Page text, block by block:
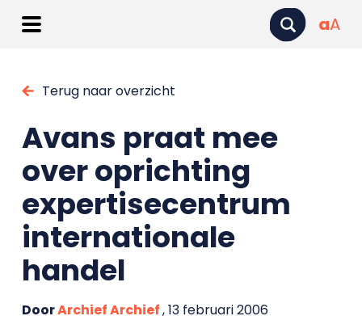
aA
Terug naar overzicht
Avans praat mee
over oprichting
expertisecentrum
internationale
handel
DoorArchief Archief, 13 februari 2006